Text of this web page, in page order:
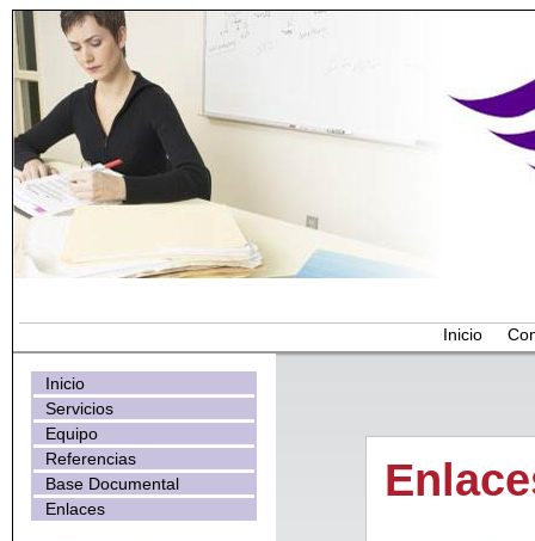
Inicio
Inicio
Servicios
Equipo
Referencias
Base Documental
Enlaces